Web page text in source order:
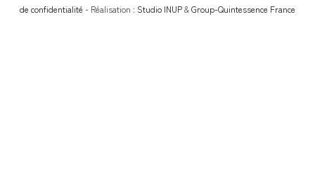
de confidentialité - Réalisation : Studio INUP&Group-Quintessence France